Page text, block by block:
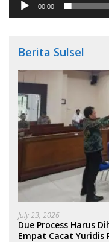
00:00
Berita Sulsel
July 23, 2026
Due Process Harus
Empat Cacat Yuridis